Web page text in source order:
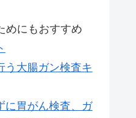
めにもおすすめ
う大腸ガン検査キ
に胃がん検査、ガ